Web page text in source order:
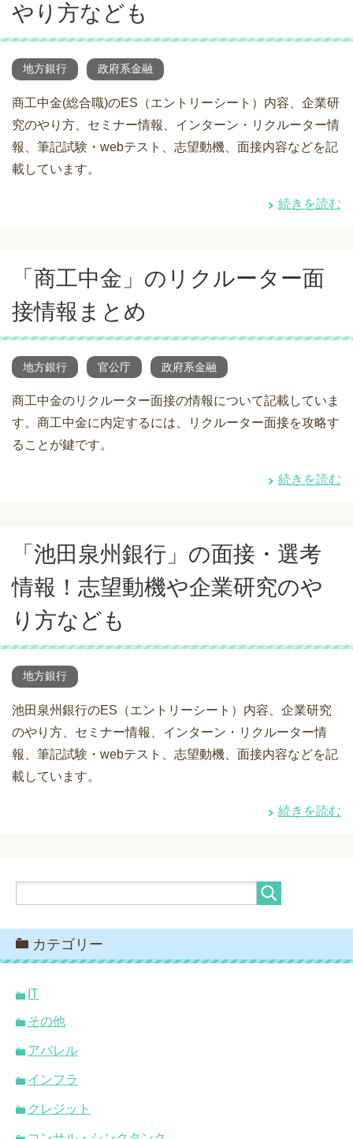
やり方なども
地方銀行 政府系金融
商工中金(総合職)のES（エントリーシート）内容、企業研
究のやり方、セミナー情報、インターン・リクルーター情
報、筆記試験・webテスト、志望動機、面接内容などを記
載しています。
続きを読む
「商工中金」のリクルーター面
接情報まとめ
地方銀行 官公庁 政府系金融
商工中金のリクルーター面接の情報について記載していま
す。商工中金に内定するには、リクルーター面接を攻略す
ることが鍵です。
続きを読む
「池田泉州銀行」の面接・選考
情報！志望動機や企業研究のや
り方なども
地方銀行
池田泉州銀行のES（エントリーシート）内容、企業研究
のやり方、セミナー情報、インターン・リクルーター情
報、筆記試験・webテスト、志望動機、面接内容などを記
載しています。
続きを読む
カテゴリー
IT
その他
アパレル
インフラ
クレジット